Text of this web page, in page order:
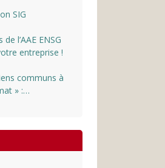
SIG
l’AAE ENSG
entreprise !
communs à
» :